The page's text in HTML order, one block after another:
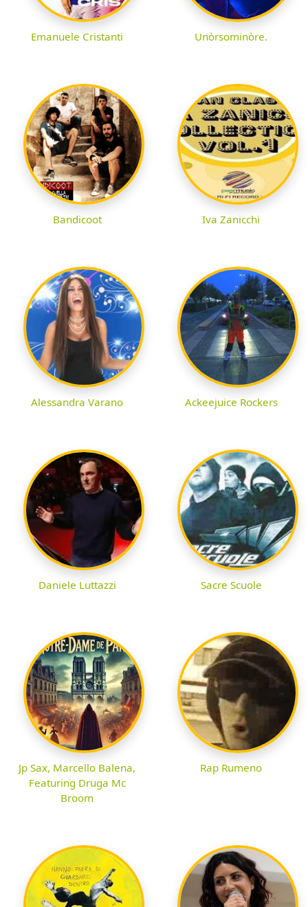
Emanuele Cristanti Unòrsominòre.
Bandicoot Iva Zanicchi
Alessandra Varano Ackeejuice Rockers
Daniele Luttazzi Sacre Scuole
Jp Sax, Marcello Balena,
Featuring Druga Mc
Broom
Rap Rumeno